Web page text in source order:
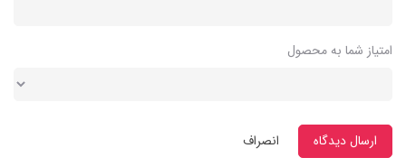
امتیاز شما به محصول
ارسال دیدگاه انصراف